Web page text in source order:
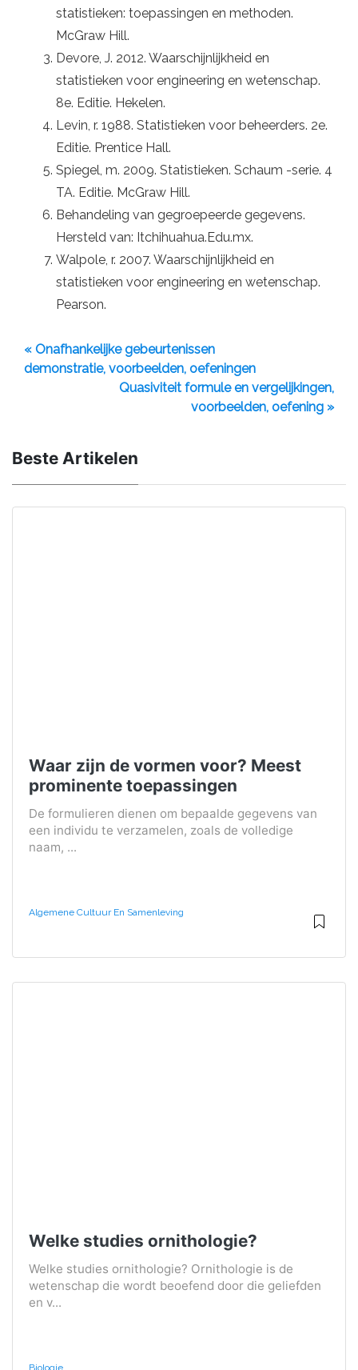
statistieken: toepassingen en methoden.
McGraw Hill.
Devore, J. 2012. Waarschijnlijkheid en
statistieken voor engineering en wetenschap.
8e. Editie. Hekelen.
Levin, r. 1988. Statistieken voor beheerders. 2e.
Editie. Prentice Hall.
Spiegel, m. 2009. Statistieken. Schaum -serie. 4
TA. Editie. McGraw Hill.
Behandeling van gegroepeerde gegevens.
Hersteld van: Itchihuahua.Edu.mx.
Walpole, r. 2007. Waarschijnlijkheid en
statistieken voor engineering en wetenschap.
Pearson.
« Onafhankelijke gebeurtenissen
demonstratie, voorbeelden, oefeningen
Quasiviteit formule en vergelijkingen,
voorbeelden, oefening »
Beste Artikelen
Waar zijn de vormen voor? Meest
prominente toepassingen
De formulieren dienen om bepaalde gegevens van
een individu te verzamelen, zoals de volledige
naam, ...
Algemene Cultuur En Samenleving
Welke studies ornithologie?
Welke studies ornithologie? Ornithologie is de
wetenschap die wordt beoefend door die geliefden
en v...